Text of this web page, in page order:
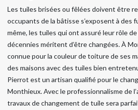
Les tuiles brisées ou fêlées doivent être
occupants de la bâtisse s’exposent à des
même, les tuiles qui ont assuré leur rôle
décennies méritent d’être changées. À
connue pour la couleur de toiture de ses
des maisons avec des tuiles bien
Pierrot est un artisan qualifié pour le
Monthieux. Avec le professionnalisme de
travaux de changement de tuile sera